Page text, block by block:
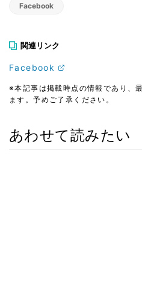
Facebook
関連リンク
Facebook
※本記事は掲載時点の情報であり、
ます。予めご了承ください。
あわせて読みたい